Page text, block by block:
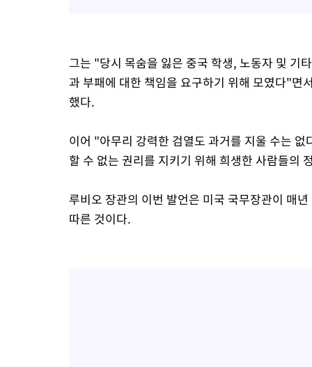
그는 "당시 목숨을 잃은 중국 학생, 노동자 및 기
과 부패에 대한 책임을 요구하기 위해 모였다"
했다.
이어 "아무리 강력한 검열도 과거를 지울 수는
할 수 없는 권리를 지키기 위해 희생한 사람들의
루비오 장관의 이번 발언은 미국 국무장관이 매
따른 것이다.